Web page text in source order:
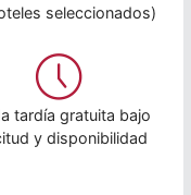
seleccionados)
tardía gratuita bajo
y disponibilidad